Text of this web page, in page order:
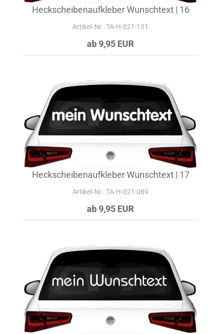
Heckscheibenaufkleber Wunschtext | 16
Artikel‑Nr.: TA-H-021-131
ab 9,95 EUR
Heckscheibenaufkleber Wunschtext | 17
Artikel‑Nr.: TA-H-021-089
ab 9,95 EUR